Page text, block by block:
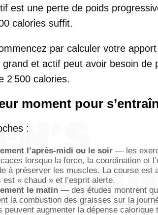
est une perte de poids
calories suffit.
par calculer votre
grand et actif peut avoir besoin de
2 500 calories.
moment pour
:
l’après-midi ou le soir — les
lorsque la force, la coordination et
à préserver les muscles. La course est
est « chaud » et l’esprit alerte.
le matin — des études montrent
la combustion des graisses sur la
peuvent augmenter la dépense calorique